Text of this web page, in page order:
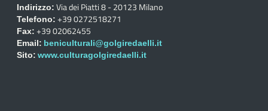
Indirizzo: Via dei Piatti 8 - 20123 Milano
Telefono: +39 0272518271
Fax: +39 02062455
Email: beniculturali@golgiredaelli.it
Sito: www.culturagolgiredaelli.it